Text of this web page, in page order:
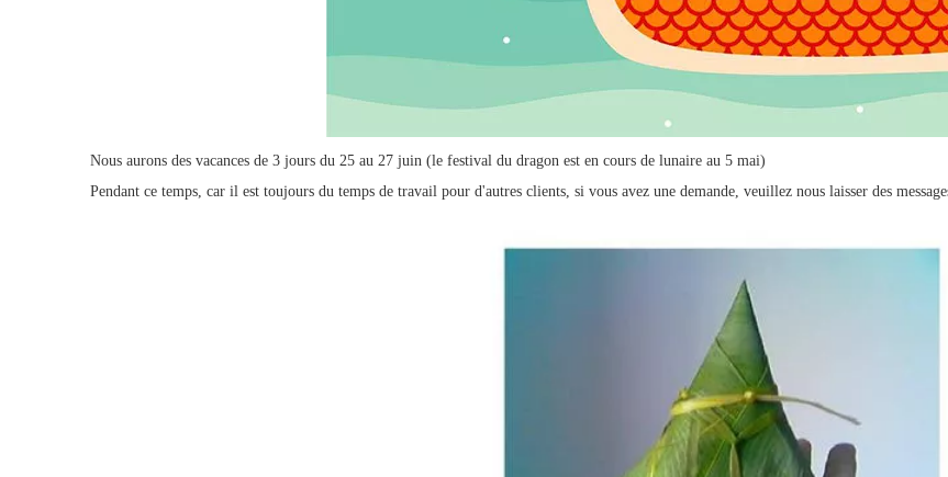
Nous aurons des vacances de 3 jours du 25 au 27 juin (le festival du dragon est en cours de lunaire au 5 mai)
Pendant ce temps, car il est toujours du temps de travail pour d'autres clients, si vous avez une demande, veuillez nous laisser des